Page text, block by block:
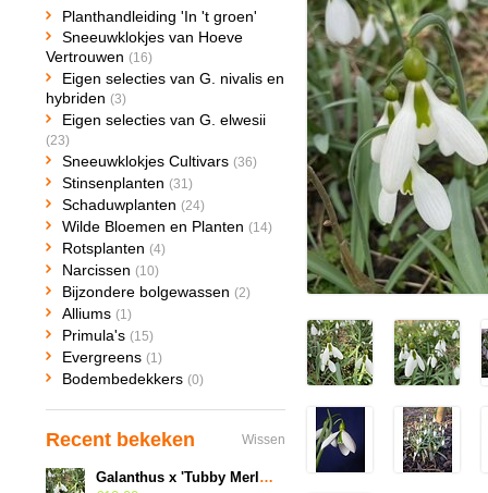
Planthandleiding 'In 't groen'
Sneeuwklokjes van Hoeve
Vertrouwen (16)
Eigen selecties van G. nivalis en
hybriden (3)
Eigen selecties van G. elwesii
(23)
Sneeuwklokjes Cultivars (36)
Stinsenplanten (31)
Schaduwplanten (24)
Wilde Bloemen en Planten (14)
Rotsplanten (4)
Narcissen (10)
Bijzondere bolgewassen (2)
Alliums (1)
Primula's (15)
Evergreens (1)
Bodembedekkers (0)
Recent bekeken Wissen
Galanthus x 'Tubby Merlin'